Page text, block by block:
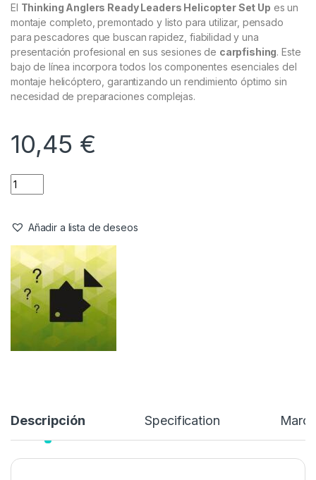
El Thinking Anglers Ready Leaders Helicopter Set Up es un
montaje completo, premontado y listo para utilizar, pensado
para pescadores que buscan rapidez, fiabilidad y una
presentación profesional en sus sesiones de carpfishing. Este
bajo de línea incorpora todos los componentes esenciales del
montaje helicóptero, garantizando un rendimiento óptimo sin
necesidad de preparaciones complejas.
10,45 €
Añadir a lista de deseos
Descripción Specification Marca